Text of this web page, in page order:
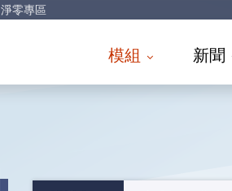
淨零專區
模組 新聞